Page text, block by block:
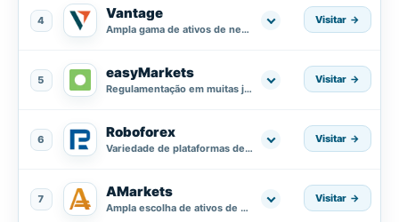
4 Vantage
Ampla gama de ativos de negociação.
Visitar
5 easyMarkets
Regulamentação em muitas jurisdições.
Visitar
6 Roboforex
Variedade de plataformas de negociação.
Visitar
7 AMarkets
Ampla escolha de ativos de negociação.
Visitar